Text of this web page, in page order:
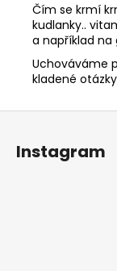
Čím se krmí
kudlanky..
a například
Uchováváme
kladené
Z
Instagram